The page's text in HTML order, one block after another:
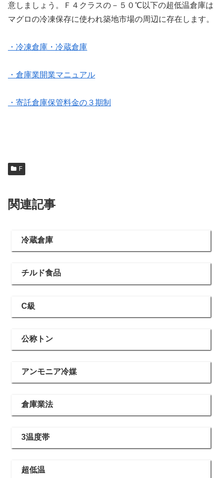
意しましょう。Ｆ４クラスの－５０℃以下の超低温倉庫は
マグロの冷凍保存に使われ築地市場の周辺に存在します。
・冷凍倉庫・冷蔵倉庫
・倉庫業開業マニュアル
・寄託倉庫保管料金の３期制
F
関連記事
冷蔵倉庫
チルド食品
C級
公称トン
アンモニア冷媒
倉庫業法
3温度帯
超低温